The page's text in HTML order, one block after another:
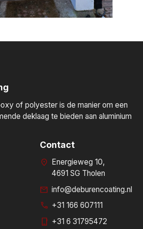
of polyester is de manier om een
deklaag te bieden aan aluminium
Contact
Energieweg 10,
4691 SG Tholen
info@deburencoating.nl
+31 166 607111
+31 6 31795472